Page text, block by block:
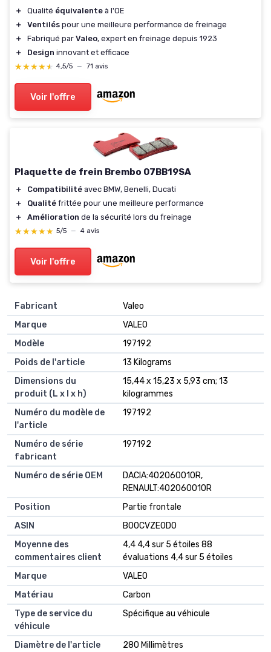
＋ Qualité équivalente à l'OE
＋
Ventilés pour une meilleure performance de freinage
＋
Fabriqué par Valeo, expert en freinage depuis 1923
＋
Design innovant et efficace
★★★★★
★★★★★ 4,5/5 — 71 avis
Voir l'offre
Plaquette de frein Brembo 07BB19SA
＋ Compatibilité avec BMW, Benelli, Ducati
＋
Qualité frittée pour une meilleure performance
＋
Amélioration de la sécurité lors du freinage
★★★★★
★★★★★ 5/5 — 4 avis
Voir l'offre
Fabricant
‎Valeo
Marque
‎VALEO
Modèle
‎197192
Poids de l'article
‎13 Kilograms
Dimensions du
produit (L x l x h)
‎15,44 x 15,23 x 5,93 cm; 13
kilogrammes
Numéro du modèle de
l'article
‎197192
Numéro de série
fabricant
‎197192
Numéro de série OEM
‎DACIA:402060010R,
RENAULT:402060010R
Position
‎Partie frontale
ASIN
B00CVZE0D0
Moyenne des
commentaires client
4,4 4,4 sur 5 étoiles 88
évaluations 4,4 sur 5 étoiles
Marque
VALEO
Matériau
Carbon
Type de service du
véhicule
Spécifique au véhicule
Diamètre de l'article
280 Millimètres